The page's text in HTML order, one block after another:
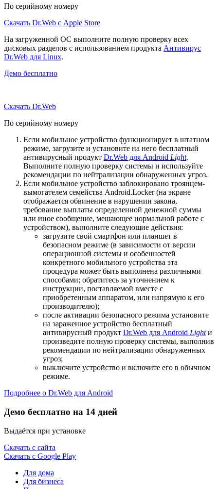
По серийному номеру
Скачать Dr.Web с Apple Store
На загруженной ОС выполните полную проверку всех
дисковых разделов с использованием продукта Антивирус
Dr.Web для Linux.
Демо бесплатно
Скачать Dr.Web
По серийному номеру
Если мобильное устройство функционирует в штатном
режиме, загрузите и установите на него бесплатный
антивирусный продукт Dr.Web для Android Light.
Выполните полную проверку системы и используйте
рекомендации по нейтрализации обнаруженных угроз.
Если мобильное устройство заблокировано троянцем-
вымогателем семейства Android.Locker (на экране
отображается обвинение в нарушении закона,
требование выплаты определенной денежной суммы
или иное сообщение, мешающее нормальной работе с
устройством), выполните следующие действия:
загрузите свой смартфон или планшет в
безопасном режиме (в зависимости от версии
операционной системы и особенностей
конкретного мобильного устройства эта
процедура может быть выполнена различными
способами; обратитесь за уточнением к
инструкции, поставляемой вместе с
приобретенным аппаратом, или напрямую к его
производителю);
после активации безопасного режима установите
на зараженное устройство бесплатный
антивирусный продукт Dr.Web для Android Lightи
произведите полную проверку системы, выполнив
рекомендации по нейтрализации обнаруженных
угроз;
выключите устройство и включите его в обычном
режиме.
Подробнее о Dr.Web для Android
Демо бесплатно на 14 дней
Выдаётся при установке
Скачать с сайта
Скачать с Google Play
Для дома
Для бизнеса